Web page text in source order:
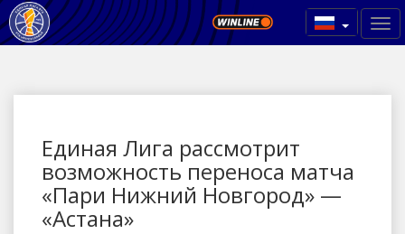
Единая Лига рассмотрит
возможность переноса матча
«Пари Нижний Новгород» —
«Астана»